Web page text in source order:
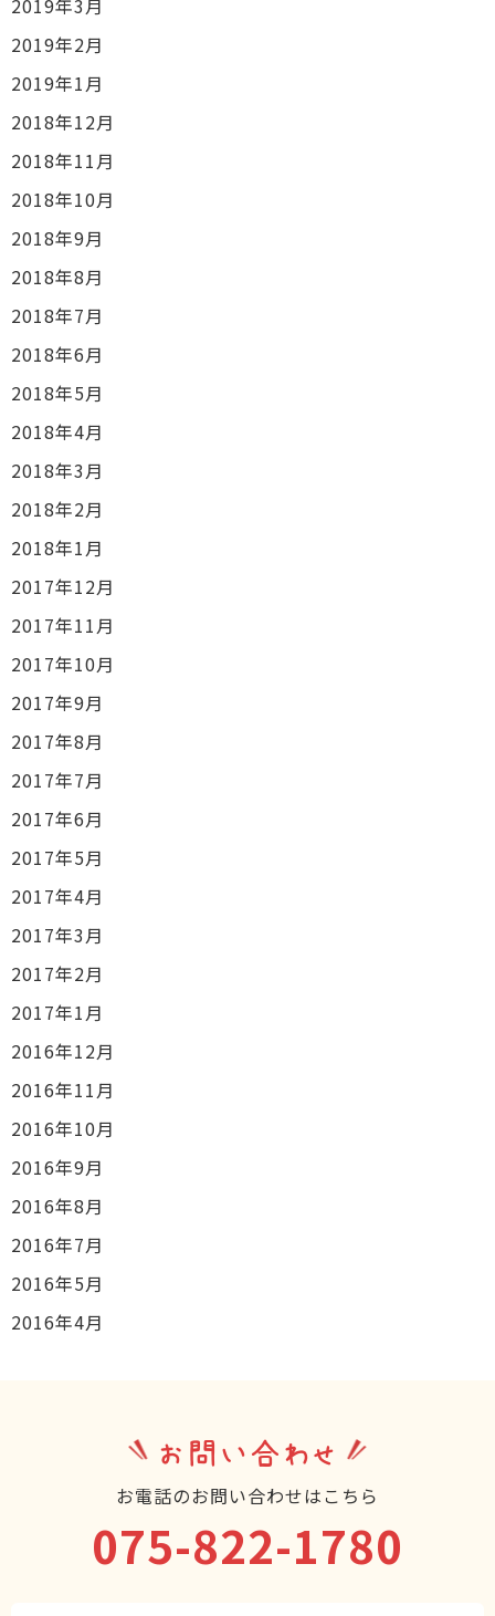
2019年2月
2019年1月
2018年12月
2018年11月
2018年10月
2018年9月
2018年8月
2018年7月
2018年6月
2018年5月
2018年4月
2018年3月
2018年2月
2018年1月
2017年12月
2017年11月
2017年10月
2017年9月
2017年8月
2017年7月
2017年6月
2017年5月
2017年4月
2017年3月
2017年2月
2017年1月
2016年12月
2016年11月
2016年10月
2016年9月
2016年8月
2016年7月
2016年5月
2016年4月
お問い合わせ
お電話のお問い合わせはこちら
075-822-1780